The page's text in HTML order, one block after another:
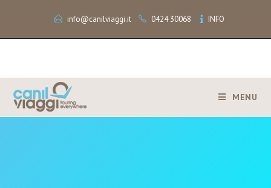
info@canilviaggi.it 0424 30068 INFO
MENU